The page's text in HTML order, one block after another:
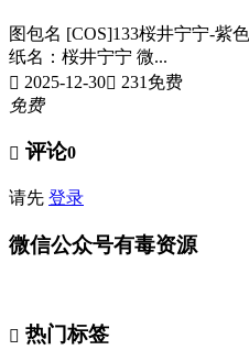
图包名 [COS]133桜井宁宁-紫
纸名：桜井宁宁 微...
2025-12-30
231 免费
免费
评论0
请先 登录
微信公众号有毒资源
热门标签